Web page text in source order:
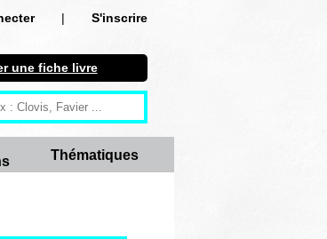
|
S'inscrire
fiche livre
une fiche livre
Thématiques